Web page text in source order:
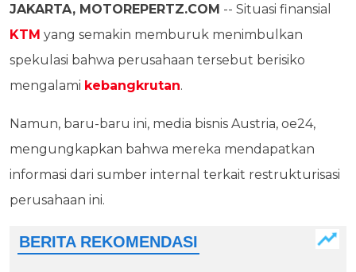
JAKARTA, MOTOREPERTZ.COM -- Situasi finansial
KTM yang semakin memburuk menimbulkan
spekulasi bahwa perusahaan tersebut berisiko
mengalami kebangkrutan.
Namun, baru-baru ini, media bisnis Austria, oe24,
mengungkapkan bahwa mereka mendapatkan
informasi dari sumber internal terkait restrukturisasi
perusahaan ini.